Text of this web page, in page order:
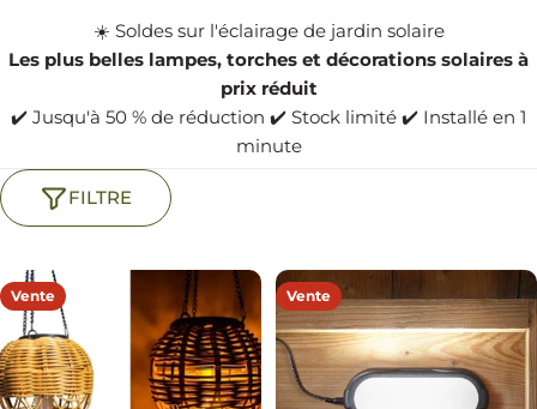
☀️ Soldes sur l'éclairage de jardin solaire
Les plus belles lampes, torches et décorations solaires à
prix réduit
✔️ Jusqu'à 50 % de réduction ✔️ Stock limité ✔️ Installé en 1
minute
FILTRE
Vente Vente